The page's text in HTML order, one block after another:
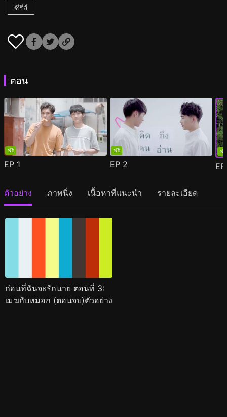
ซีรีส์
ตอน
ฟรี
EP 1
ฟรี
EP 2
ฟรี
ตัวอย่าง ภาพนิ่ง เนื้อหาที่แนะนำ รายละเอียด
ก่อนที่ฉันจะรักนาย ตอนที่ 3:
เมฆกับหมอก (ตอนจบ)ตัวอย่าง